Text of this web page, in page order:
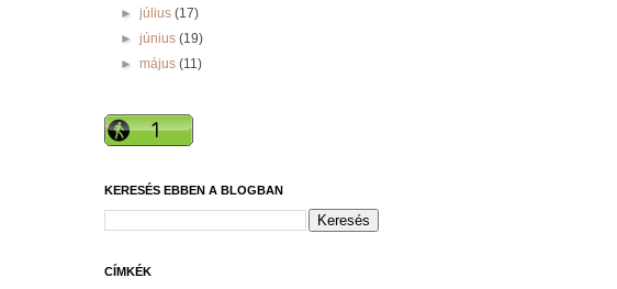
►július(17)
►június(19)
►május(11)
KERESÉS EBBEN A BLOGBAN
CÍMKÉK